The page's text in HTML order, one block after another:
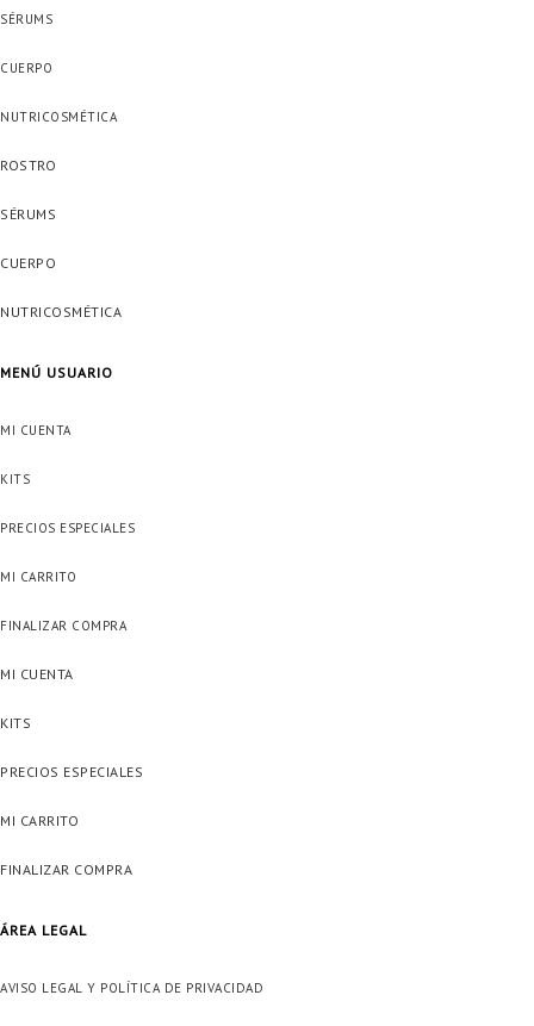
SÉRUMS
CUERPO
NUTRICOSMÉTICA
ROSTRO
SÉRUMS
CUERPO
NUTRICOSMÉTICA
MENÚ USUARIO
MI CUENTA
KITS
PRECIOS ESPECIALES
MI CARRITO
FINALIZAR COMPRA
MI CUENTA
KITS
PRECIOS ESPECIALES
MI CARRITO
FINALIZAR COMPRA
ÁREA LEGAL
AVISO LEGAL Y POLÍTICA DE PRIVACIDAD